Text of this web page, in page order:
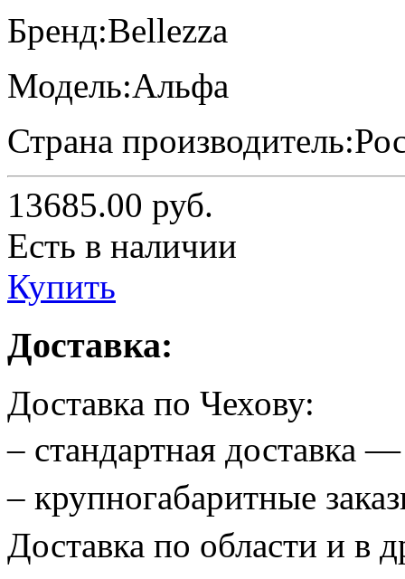
Бренд:Bellezza
Модель:Альфа
Страна производитель:
13685.00 руб.
Есть в наличии
Купить
Доставка:
Доставка по Чехову:
– стандартная доставка
– крупногабаритные
Доставка по области и в